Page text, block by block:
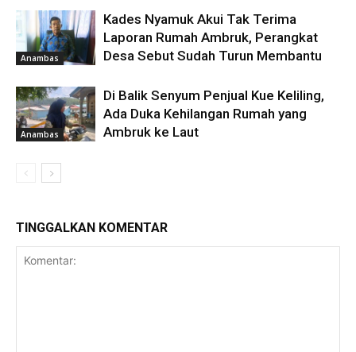
Anambas
Kades Nyamuk Akui Tak Terima
Laporan Rumah Ambruk, Perangkat
Desa Sebut Sudah Turun Membantu
Anambas
Di Balik Senyum Penjual Kue Keliling,
Ada Duka Kehilangan Rumah yang
Ambruk ke Laut
TINGGALKAN KOMENTAR